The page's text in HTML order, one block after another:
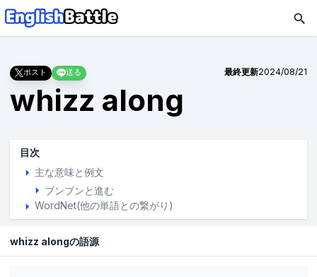
ポスト 送る 最終更新2024/08/21
whizz along
目次
主な意味と例文
ブンブンと進む
WordNet(他の単語との繋がり)
whizz alongの語源